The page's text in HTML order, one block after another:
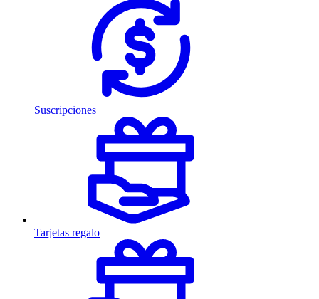
Suscripciones
Tarjetas regalo